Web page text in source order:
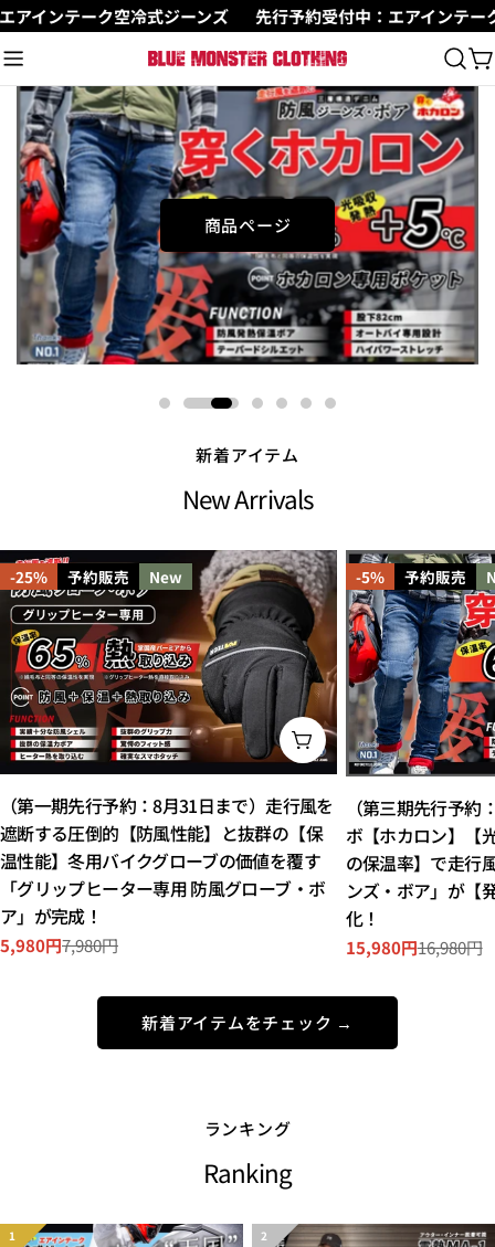
コ
ン
テ
ン
ンテーク空冷式ジーンズ 先行予約受付中：エアインテーク空
商品ページ
新着アイテム
New Arrivals
-25% 予約販売 New
オプションを選択して
（第一期先行予約：8月31日まで）走行風を
遮断する圧倒的【防風性能】と抜群の【保
温性能】冬用バイクグローブの価値を覆す
「グリップヒーター専用 防風グローブ・ボ
ア」が完成！
セ
5,980円
通
7,980円
-5% 予約販売
（第三期先行予
ボ【ホカロン】【
の保温率】で走行
ンズ・ボア」が【
化！
セ
ル
ス
プ
15,980円
通
価
格
16,980円
新着アイテムをチェック →
ランキング
Ranking